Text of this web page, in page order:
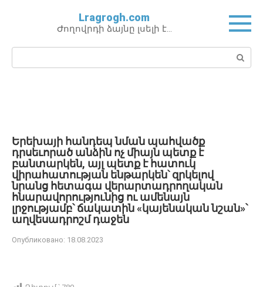
Lragrogh.com
Ժողովրդի ձայնը լսելի է…
Поиск:
Երեխայի հանդեպ նման պահվածք
դրսեւորած անձին ոչ միայն պետք է
բանտարկեն, այլ պետք է հատուկ
վիրահատության ենթարկեն՝ զրկելով
նրանց հետագա վերարտադրողական
հնարավորությունից ու ամենայն
լրջությամբ՝ ճակատին «կայենական նշան»՝
աղվեսադրոշմ դաջեն
Опубликовано: 18.08.2023